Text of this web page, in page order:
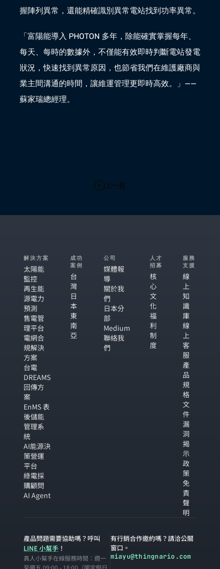
握陣列異常，還能精確識別異常電站找到功率異常。
「富陽能導入 PHOTON 多年，除能確實掌握每年、
每天、每時的數據外，不僅能有效即時判斷電站發電
狀況，快速找到異常原因，也節省我們在維護廠商與
業主間溝通的時間，讓維運管理更即時高效。」——
蘇家瑞總經理。
上一頁
解決方案
太陽能
監控
再生能
源電力
預測
售電管
理平台
電網合
規解決
方案
台電
DREAMS
回傳方
案
EnMS 表
後儲能
管理系
統
AI能源決
策營運
平台
綠電採
購顧問
AI Agent
成功
案例
台
灣
日
本
東
南
亞
公司
媒體報
導
關於我
們
日本分
部
Medium
聯絡我
們
人才
招募
核
心
文
化
福
利
制
度
服務
支援
線
上
知
識
庫
線
上
客
服
產
品
規
格
文
件
漏
洞
揭
示
政
策
免
責
聲
明
產品問題需要協助嗎？呼叫
LINE 小幫手 ！
真人小幫手在線服務時間：週一
至週五 09:00 - 18:00（國定假日
有行銷合作邀約嗎？請洽公關
窗口。
miayu@thingnario.com